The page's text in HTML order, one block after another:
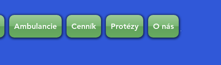
Ambulancie Cenník Protézy O nás